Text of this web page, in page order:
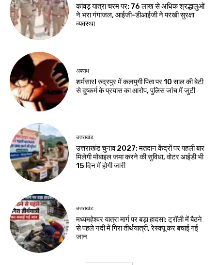
कांवड़ यात्रा चरम पर: 76 लाख से अधिक श्रद्धालुओं
ने भरा गंगाजल, आईजी-डीआईजी ने परखी सुरक्षा
व्यवस्था
अपराध
शर्मसार! रुद्रपुर में कलयुगी पिता पर 10 साल की बेटी
से दुष्कर्म के प्रयास का आरोप, पुलिस जांच में जुटी
उत्तराखंड
उत्तराखंड चुनाव 2027: मतदान केंद्रों पर पहली बार
मिलेगी मोबाइल जमा करने की सुविधा, वोटर आईडी भी
15 दिन में होगी जारी
उत्तराखंड
मध्यमहेश्वर यात्रा मार्ग पर बड़ा हादसा: ट्रॉली में बैठने
से पहले नदी में गिरा तीर्थयात्री, रेस्क्यू कर बचाई गई
जान